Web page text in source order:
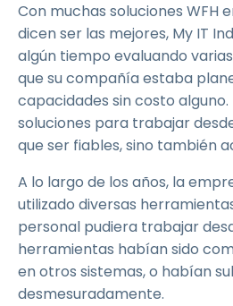
Con muchas soluciones WFH
dicen ser las mejores, My IT
algún tiempo evaluando
que su compañía estaba
capacidades sin costo
soluciones para trabajar
que ser fiables, sino también
A lo largo de los años, la
utilizado diversas
personal pudiera trabajar
herramientas habían sido
en otros sistemas, o habían
desmesuradamente.